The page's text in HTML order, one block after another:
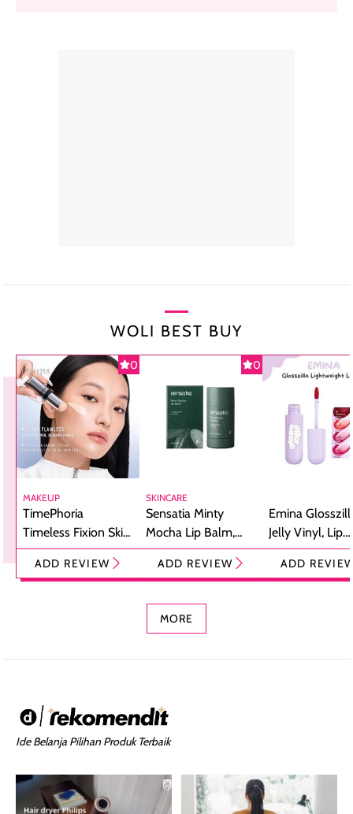
WOLI BEST BUY
0
MAKEUP
TimePhoria
Timeless Fixion Skin
Tint Stick,
Foundation dan
ADD REVIEW
0
SKINCARE
Sensatia Minty
Mocha Lip Balm,
Pelembap Bibir
dengan Aroma
ADD REVIEW
Emina
Jelly Vinyl, Lip
Cream Glossy
Ringan
ADD
MORE
Ide Belanja Pilihan Produk Terbaik